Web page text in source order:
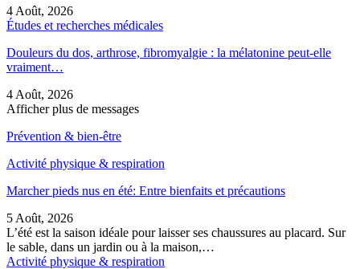
4 Août, 2026
Études et recherches médicales
Douleurs du dos, arthrose, fibromyalgie : la mélatonine peut-elle
vraiment…
4 Août, 2026
Afficher plus de messages
Prévention & bien-être
Activité physique & respiration
Marcher pieds nus en été: Entre bienfaits et précautions
5 Août, 2026
L’été est la saison idéale pour laisser ses chaussures au placard. Sur
le sable, dans un jardin ou à la maison,…
Activité physique & respiration